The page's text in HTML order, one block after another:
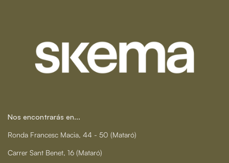
Nos encontrarás en...
Ronda Francesc Macia, 44 - 50 (Mataró)
Carrer Sant Benet, 16 (Mataró)